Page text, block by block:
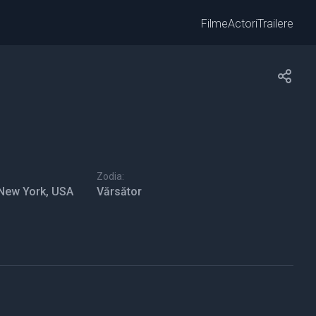
FilmeActoriTrailere
York, USA
Zodia:
Vărsător